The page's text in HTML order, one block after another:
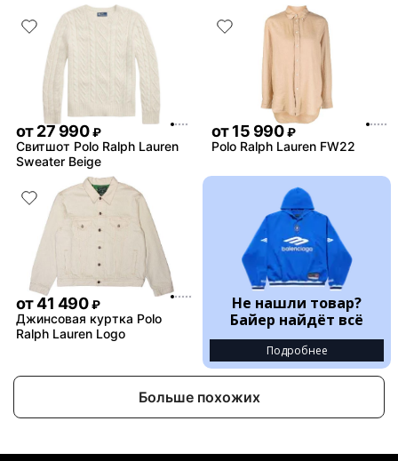
от27 990 ₽
Свитшот Polo Ralph Lauren
Sweater Beige
от15 990 ₽
Polo Ralph Lauren FW22
от41 490 ₽
Джинсовая куртка Polo
Ralph Lauren Logo
Не нашли товар?
Байер найдёт всё
Подробнее
Больше похожих